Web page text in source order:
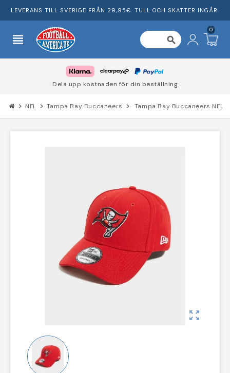
LEVERANS TILL SVERIGE FRÅN 29,95€. TULL OCH SKATTER INGÅR.
view_headline search
0
Dela upp kostnaden för din beställning
chevron_right NFL chevron_right Tampa Bay Buccaneers chevron_right Tampa Bay Buccaneers NFL
zoom_out_map